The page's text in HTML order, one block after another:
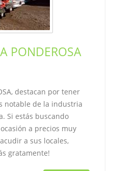
PONDEROSA
destacan por tener
notable de la industria
Si estás buscando
a precios muy
a sus locales,
gratamente!